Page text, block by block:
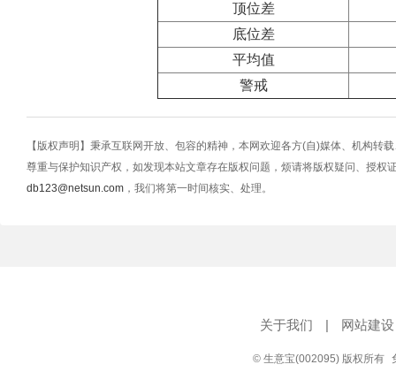
顶位差
底位差
平均值
警戒
【版权声明】秉承互联网开放、包容的精神，本网欢迎各方(自)媒体、机构转
尊重与保护知识产权，如发现本站文章存在版权问题，烦请将版权疑问、授权
db123@netsun.com ，我们将第一时间核实、处理。
关于我们 | 网站建设
© 生意宝(002095) 版权所有